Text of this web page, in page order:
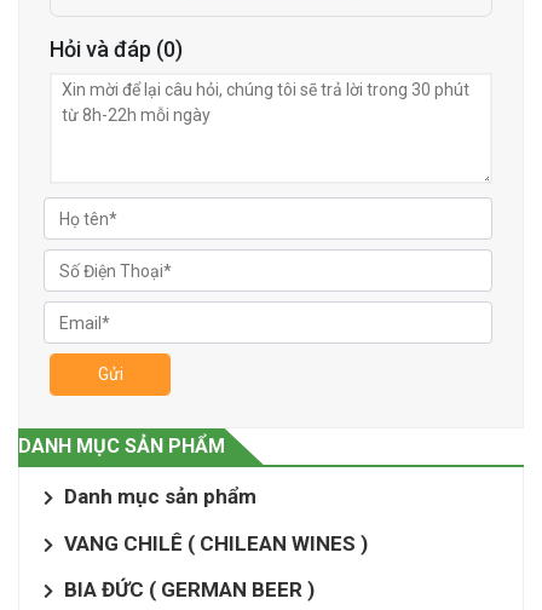
DANH MỤC SẢN PHẨM
Danh mục sản phẩm
VANG CHILÊ ( CHILEAN WINES )
BIA ĐỨC ( GERMAN BEER )
Hỏi và đáp (0)
Gửi